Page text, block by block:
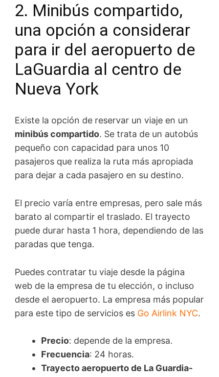
2. Minibús compartido,
una opción a considerar
para ir del aeropuerto de
LaGuardia al centro de
Nueva York
Existe la opción de reservar un viaje en un
minibús compartido. Se trata de un autobús
pequeño con capacidad para unos 10
pasajeros que realiza la ruta más apropiada
para dejar a cada pasajero en su destino.
El precio varía entre empresas, pero sale más
barato al compartir el traslado. El trayecto
puede durar hasta 1 hora, dependiendo de las
paradas que tenga.
Puedes contratar tu viaje desde la página
web de la empresa de tu elección, o incluso
desde el aeropuerto. La empresa más popular
para este tipo de servicios es Go Airlink NYC.
Precio: depende de la empresa.
Frecuencia: 24 horas.
Trayecto aeropuerto de La Guardia-